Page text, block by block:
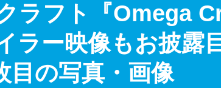
ラフト『Omega
ラー映像もお披露目
目の写真・画像